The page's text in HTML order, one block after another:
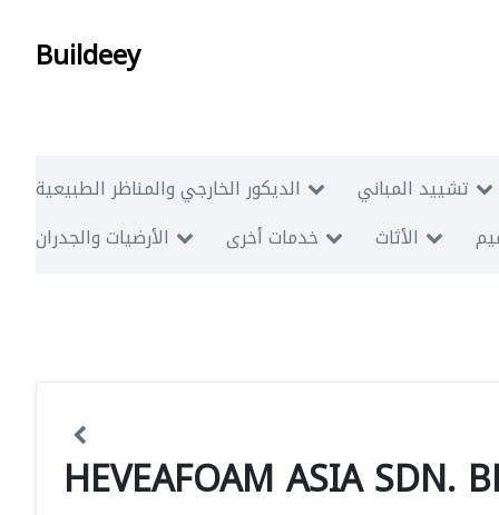
Buildeey
الديكور الخارجي والمناظر الطبيعية
تشييد المباني
الأرضيات والجدران
خدمات أخرى الأثاث
HEVEAFOAM ASIA SDN.